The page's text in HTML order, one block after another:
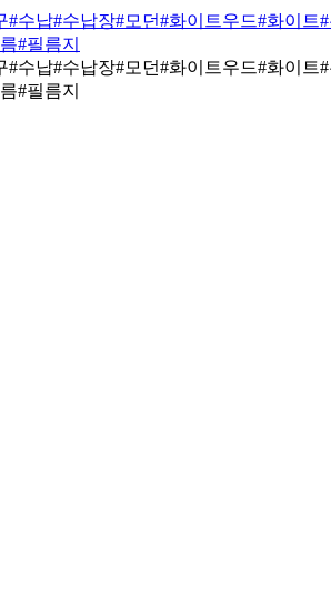
#수납#수납장#모던#화이트우드#화이트
#필름지
#수납#수납장#모던#화이트우드#화이트
#필름지